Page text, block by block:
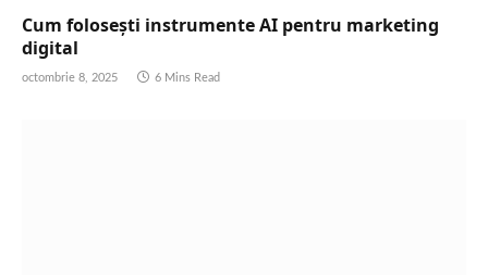
Cum folosești instrumente AI pentru marketing
digital
octombrie 8, 2025 6 Mins Read